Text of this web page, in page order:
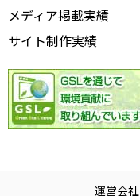
メディア掲載実績
サイト制作実績
運営会社